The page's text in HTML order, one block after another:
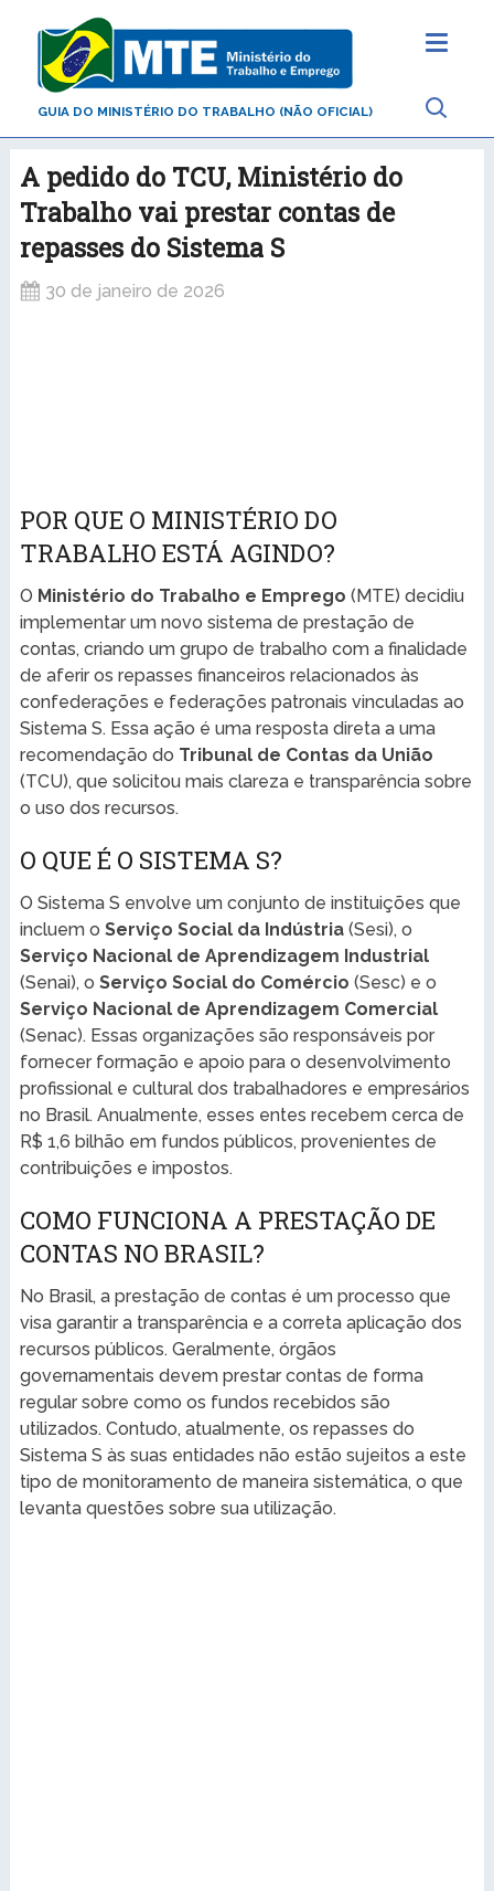
GUIA DO MINISTÉRIO DO TRABALHO (NÃO OFICIAL)
A pedido do TCU, Ministério do
Trabalho vai prestar contas de
repasses do Sistema S
30 de janeiro de 2026
POR QUE O MINISTÉRIO DO
TRABALHO ESTÁ AGINDO?
O Ministério do Trabalho e Emprego (MTE) decidiu
implementar um novo sistema de prestação de
contas, criando um grupo de trabalho com a finalidade
de aferir os repasses financeiros relacionados às
confederações e federações patronais vinculadas ao
Sistema S. Essa ação é uma resposta direta a uma
recomendação do Tribunal de Contas da União
(TCU), que solicitou mais clareza e transparência sobre
o uso dos recursos.
O QUE É O SISTEMA S?
O Sistema S envolve um conjunto de instituições que
incluem o Serviço Social da Indústria(Sesi), o
Serviço Nacional de Aprendizagem Industrial
(Senai), o Serviço Social do Comércio (Sesc) e o
Serviço Nacional de Aprendizagem Comercial
(Senac). Essas organizações são responsáveis por
fornecer formação e apoio para o desenvolvimento
profissional e cultural dos trabalhadores e empresários
no Brasil. Anualmente, esses entes recebem cerca de
R$ 1,6 bilhão em fundos públicos, provenientes de
contribuições e impostos.
COMO FUNCIONA A PRESTAÇÃO DE
CONTAS NO BRASIL?
No Brasil, a prestação de contas é um processo que
visa garantir a transparência e a correta aplicação dos
recursos públicos. Geralmente, órgãos
governamentais devem prestar contas de forma
regular sobre como os fundos recebidos são
utilizados. Contudo, atualmente, os repasses do
Sistema S às suas entidades não estão sujeitos a este
tipo de monitoramento de maneira sistemática, o que
levanta questões sobre sua utilização.